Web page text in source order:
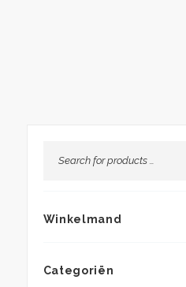
Winkelmand
Categoriën